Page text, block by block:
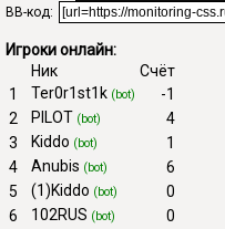
BB-код:
Игроки онлайн:
Ник
Счёт
1
Ter0r1st1k (bot) -1
2
PILOT (bot) 4
3
Kiddo (bot) 1
4
Anubis (bot) 6
5
(1)Kiddo (bot) 0
6
102RUS (bot) 0